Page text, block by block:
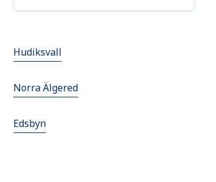
Hudiksvall
Norra Älgered
Edsbyn